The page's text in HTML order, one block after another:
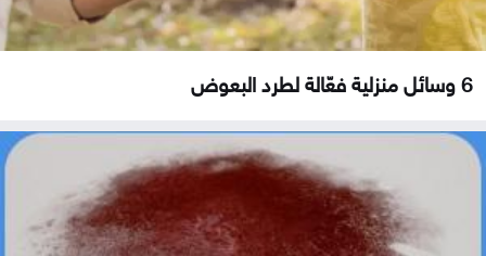
6 وسائل منزلية فعّالة لطرد البعوض